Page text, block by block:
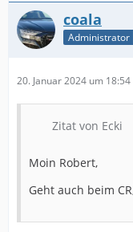
coala
Administrator
20. Januar 2024 um 18:54
Zitat von Ecki
Moin Robert,
Geht auch beim